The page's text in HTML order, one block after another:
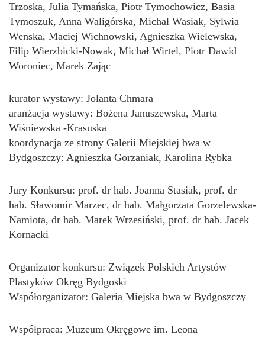
Trzoska, Julia Tymańska, Piotr Tymochowicz, Basia
Tymoszuk, Anna Waligórska, Michał Wasiak, Sylwia
Wenska, Maciej Wichnowski, Agnieszka Wielewska,
Filip Wierzbicki-Nowak, Michał Wirtel, Piotr Dawid
Woroniec, Marek Zając
kurator wystawy: Jolanta Chmara
aranżacja wystawy: Bożena Januszewska, Marta
Wiśniewska -Krasuska
koordynacja ze strony Galerii Miejskiej bwa w
Bydgoszczy: Agnieszka Gorzaniak, Karolina Rybka
Jury Konkursu: prof. dr hab. Joanna Stasiak, prof. dr
hab. Sławomir Marzec, dr hab. Małgorzata Gorzelewska-
Namiota, dr hab. Marek Wrzesiński, prof. dr hab. Jacek
Kornacki
Organizator konkursu: Związek Polskich Artystów
Plastyków Okręg Bydgoski
Współorganizator: Galeria Miejska bwa w Bydgoszczy
Współpraca: Muzeum Okręgowe im. Leona